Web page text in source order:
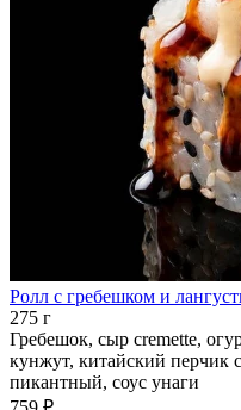
Ролл с гребешком и
275 г
Гребешок, сыр cremette,
кунжут, китайский перчик
пикантный, соус унаги